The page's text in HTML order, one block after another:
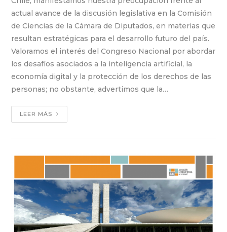
actual avance de la discusión legislativa en la Comisión
de Ciencias de la Cámara de Diputados, en materias que
resultan estratégicas para el desarrollo futuro del país.
Valoramos el interés del Congreso Nacional por abordar
los desafíos asociados a la inteligencia artificial, la
economía digital y la protección de los derechos de las
personas; no obstante, advertimos que la…
LEER MÁS